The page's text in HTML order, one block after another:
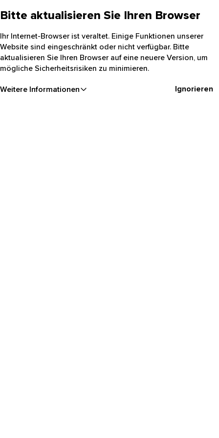
Bitte aktualisieren Sie Ihren Browser
Ihr Internet-Browser ist veraltet. Einige Funktionen unserer
Website sind eingeschränkt oder nicht verfügbar. Bitte
aktualisieren Sie Ihren Browser auf eine neuere Version, um
mögliche Sicherheitsrisiken zu minimieren.
Weitere Informationen Ignorieren